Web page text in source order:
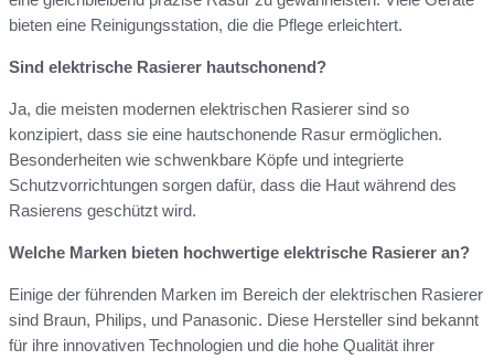
bieten eine Reinigungsstation, die die Pflege erleichtert.
Sind elektrische Rasierer hautschonend?
Ja, die meisten modernen elektrischen Rasierer sind so
konzipiert, dass sie eine hautschonende Rasur ermöglichen.
Besonderheiten wie schwenkbare Köpfe und integrierte
Schutzvorrichtungen sorgen dafür, dass die Haut während des
Rasierens geschützt wird.
Welche Marken bieten hochwertige elektrische Rasierer an?
Einige der führenden Marken im Bereich der elektrischen Rasierer
sind Braun, Philips, und Panasonic. Diese Hersteller sind bekannt
für ihre innovativen Technologien und die hohe Qualität ihrer